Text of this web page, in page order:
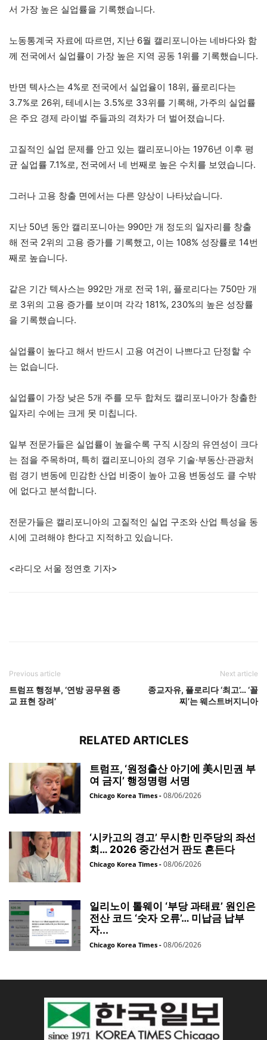
서 가장 높은 실업률을 기록했습니다.
노동통계국 자료에 따르면, 지난 6월 캘리포니아는 네바다와 함
께 전국에서 실업률이 가장 높은 지역 공동 1위를 기록했습니다.
반면 텍사스는 4%로 전국에서 실업율이 18위, 플로리다는
3.7%로 26위, 테네시는 3.5%로 33위를 기록해, 가주의 실업률
은 주요 경제 라이벌 주들과의 격차가 더 벌어졌습니다.
고질적인 실업 문제를 안고 있는 캘리포니아는 1976년 이후 평
균 실업률 7.1%로, 전국에서 네 번째로 높은 수치를 보였습니다.
그러나 고용 창출 면에서는 다른 양상이 나타났습니다.
지난 50년 동안 캘리포니아는 990만 개 정도의 일자리를 창출
해 전국 2위의 고용 증가를 기록했고, 이는 108% 성장률로 14번
째로 높습니다.
같은 기간 텍사스는 992만 개로 전국 1위, 플로리다는 750만 개
로 3위의 고용 증가를 보이며 각각 181%, 230%의 높은 성장률
을 기록했습니다.
실업률이 높다고 해서 반드시 고용 여건이 나쁘다고 단정할 수
는 없습니다.
실업률이 가장 낮은 5개 주를 모두 합쳐도 캘리포니아가 창출한
일자리 수에는 크게 못 미칩니다.
일부 전문가들은 실업률이 높을수록 구직 시장의 유연성이 크다
는 점을 주목하며, 특히 캘리포니아의 경우 기술·부동산·관광처
럼 경기 변동에 민감한 산업 비중이 높아 고용 변동성도 클 수밖
에 없다고 분석합니다.
전문가들은 캘리포니아의 고질적인 실업 구조와 산업 특성을 동
시에 고려해야 한다고 지적하고 있습니다.
<라디오 서울 정연호 기자>
Previous article
트럼프 행정부, ‘연방 공무원 종
교 표현 장려’
Next article
종교자유, 플로리다 ‘최고’… ‘꼴
찌’는 웨스트버지니아
RELATED ARTICLES
트럼프, ‘원정출산 아기에 美시민권 부
여 금지’ 행정명령 서명
Chicago Korea Times - 08/06/2026
‘시카고의 경고’ 무시한 민주당의 좌선
회… 2026 중간선거 판도 흔든다
Chicago Korea Times - 08/06/2026
일리노이 톨웨이 ‘부당 과태료’ 원인은
전산 코드 ‘숫자 오류’… 미납금 납부
자...
Chicago Korea Times - 08/06/2026